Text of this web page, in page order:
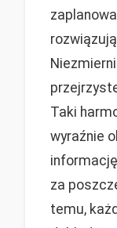
Taki
wyraźnie
za
temu,